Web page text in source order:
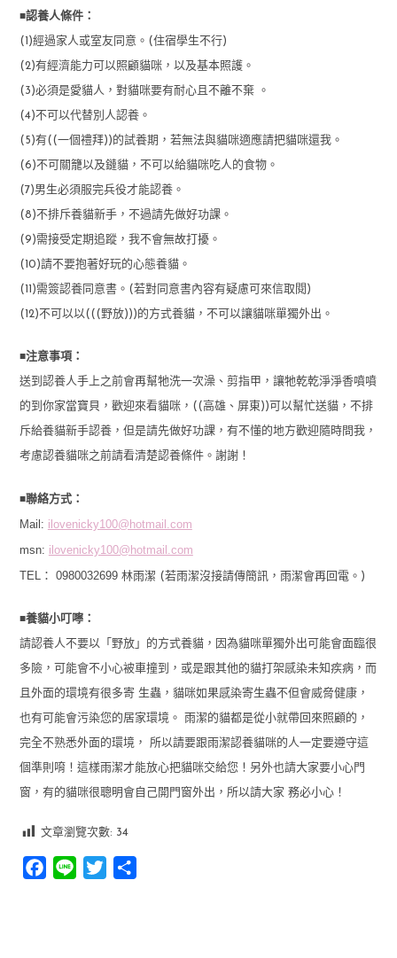
■認養人條件：
(1)經過家人或室友同意。(住宿學生不行)
(2)有經濟能力可以照顧貓咪，以及基本照護。
(3)必須是愛貓人，對貓咪要有耐心且不離不棄 。
(4)不可以代替別人認養。
(5)有((一個禮拜))的試養期，若無法與貓咪適應請把貓咪還我。
(6)不可關籠以及鏈貓，不可以給貓咪吃人的食物。
(7)男生必須服完兵役才能認養。
(8)不排斥養貓新手，不過請先做好功課。
(9)需接受定期追蹤，我不會無故打擾。
(10)請不要抱著好玩的心態養貓。
(11)需簽認養同意書。(若對同意書內容有疑慮可來信取閱)
(12)不可以以(((野放)))的方式養貓，不可以讓貓咪單獨外出。
■注意事項：
送到認養人手上之前會再幫牠洗一次澡、剪指甲，讓牠乾乾淨淨香噴噴
的到你家當寶貝，歡迎來看貓咪，((高雄、屏東))可以幫忙送貓，不排
斥給養貓新手認養，但是請先做好功課，有不懂的地方歡迎隨時問我，
考慮認養貓咪之前請看清楚認養條件。謝謝！
■聯絡方式：
Mail: ilovenicky100@hotmail.com
msn: ilovenicky100@hotmail.com
TEL： 0980032699林雨潔 (若雨潔沒接請傳簡訊，雨潔會再回電。)
■養貓小叮嚀：
請認養人不要以「野放」的方式養貓，因為貓咪單獨外出可能會面臨很
多險，可能會不小心被車撞到，或是跟其他的貓打架感染未知疾病，而
且外面的環境有很多寄 生蟲，貓咪如果感染寄生蟲不但會威脅健康，
也有可能會污染您的居家環境。 雨潔的貓都是從小就帶回來照顧的，
完全不熟悉外面的環境， 所以請要跟雨潔認養貓咪的人一定要遵守這
個準則唷！這樣雨潔才能放心把貓咪交給您！另外也請大家要小心門
窗，有的貓咪很聰明會自己開門窗外出，所以請大家 務必小心！
文章瀏覽次數: 34
Facebook
Line Twitter